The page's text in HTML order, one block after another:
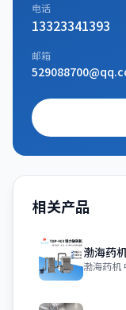
电话
13323341393
邮箱
相关产品
渤海药
渤海药机